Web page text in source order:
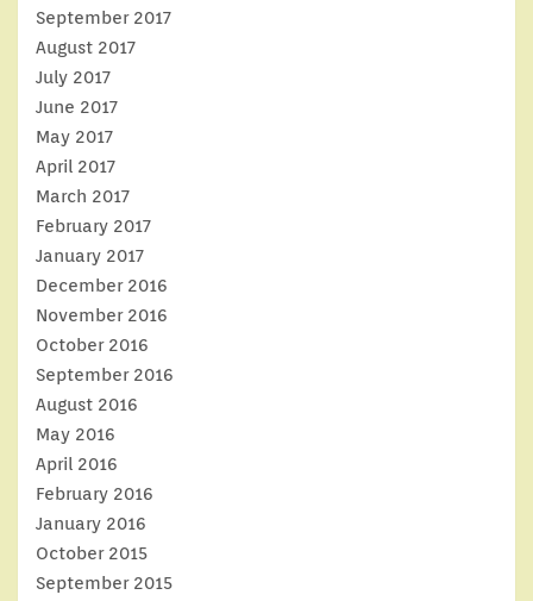
September 2017
August 2017
July 2017
June 2017
May 2017
April 2017
March 2017
February 2017
January 2017
December 2016
November 2016
October 2016
September 2016
August 2016
May 2016
April 2016
February 2016
January 2016
October 2015
September 2015